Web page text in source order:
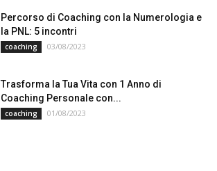
Percorso di Coaching con la Numerologia e
la PNL: 5 incontri
coaching 03/08/2023
Trasforma la Tua Vita con 1 Anno di
Coaching Personale con...
coaching 01/08/2023